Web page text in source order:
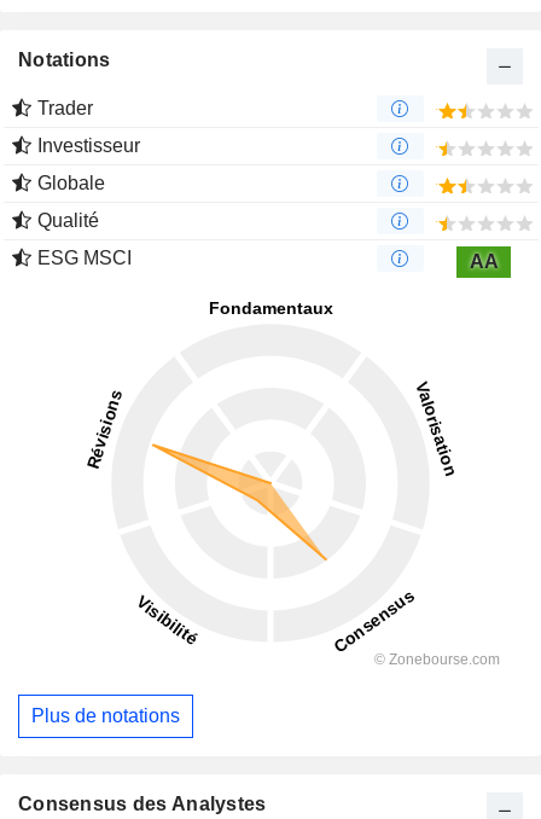
Notations
Trader
Investisseur
Globale
Qualité
ESG MSCI
AA
Plus de notations
Consensus des Analystes